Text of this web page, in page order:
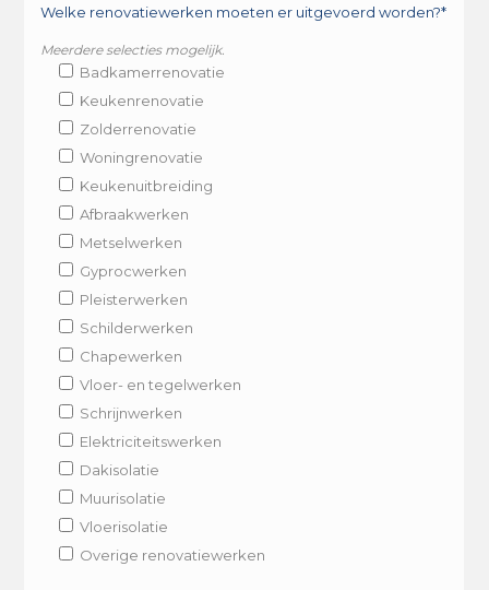
Welke renovatiewerken moeten er uitgevoerd worden?*
Meerdere selecties mogelijk.
Badkamerrenovatie
Keukenrenovatie
Zolderrenovatie
Woningrenovatie
Keukenuitbreiding
Afbraakwerken
Metselwerken
Gyprocwerken
Pleisterwerken
Schilderwerken
Chapewerken
Vloer- en tegelwerken
Schrijnwerken
Elektriciteitswerken
Dakisolatie
Muurisolatie
Vloerisolatie
Overige renovatiewerken